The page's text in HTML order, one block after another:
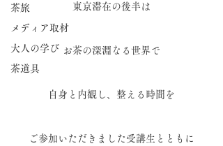
茶旅
メディア取材
大人の学び
茶道具
東京滞在の後半は
お茶の深淵なる世界で
自身と内観し、整える時間を
ご参加いただきました受講生とともに